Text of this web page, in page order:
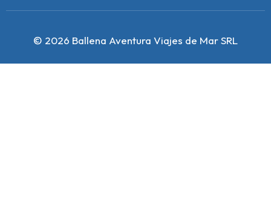
© 2026 Ballena Aventura Viajes de Mar SRL